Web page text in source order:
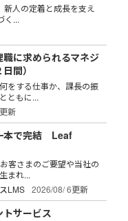
人の定着と成長を支え
く...
に求められるマネジ
間）
をする仕事か、課長の振
ともに...
新
本で完結 Leaf
客さまのご要望や当社の
まれ...
LMS
2026/08/ 6更新
サービス